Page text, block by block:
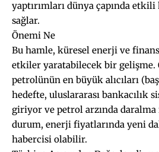
yaptırımları dünya çapında
sağlar.
Önemi Ne
Bu hamle, küresel enerji ve
etkiler yaratabilecek bir gelişme.
petrolünün en büyük alıcıları
hedefte, uluslararası bankacılık
giriyor ve petrol arzında
durum, enerji fiyatlarında yeni
habercisi olabilir.